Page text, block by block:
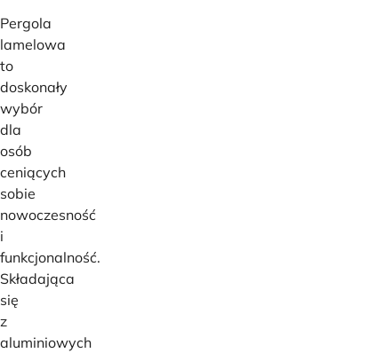
Pergola
lamelowa
to
doskonały
wybór
dla
osób
ceniących
sobie
nowoczesność
i
funkcjonalność.
Składająca
się
z
aluminiowych